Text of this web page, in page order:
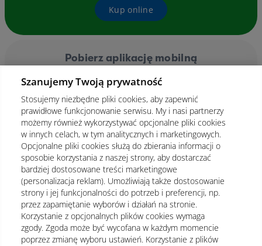
Kup online
Pobierz aplikację mobilną
Szanujemy Twoją prywatność
Stosujemy niezbędne pliki cookies, aby zapewnić
prawidłowe funkcjonowanie serwisu. My i nasi partnerzy
możemy również wykorzystywać opcjonalne pliki cookies
w innych celach, w tym analitycznych i marketingowych.
Opcjonalne pliki cookies służą do zbierania informacji o
sposobie korzystania z naszej strony, aby dostarczać
bardziej dostosowane treści marketingowe
(personalizacja reklam). Umożliwiają także dostosowanie
strony i jej funkcjonalności do potrzeb i preferencji, np.
przez zapamiętanie wyborów i działań na stronie.
Korzystanie z opcjonalnych plików cookies wymaga
zgody. Zgoda może być wycofana w każdym momencie
poprzez zmianę wyboru ustawień. Korzystanie z plików